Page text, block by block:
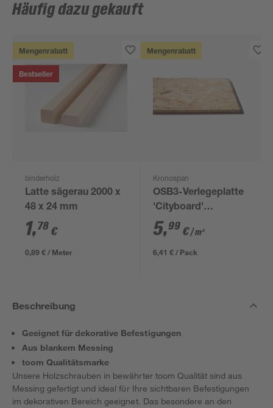
Häufig dazu gekauft
Mengenrabatt
Bestseller
binderholz
Latte sägerau 2000 x
48 x 24 mm
1,78 €
0,89 € / Meter
Mengenrabatt
Kronospan
OSB3-Verlegeplatte
'Cityboard'
ungeschliffen 1690 x
634 x 12 mm
5,99 €/ m²
6,41 € / Pack
Beschreibung
Geeignet für dekorative Befestigungen
Aus blankem Messing
toom Qualitätsmarke
Unsere Holzschrauben in bewährter toom Qualität sind aus
Messing gefertigt und ideal für Ihre sichtbaren Befestigungen
im dekorativen Bereich geeignet. Das besondere an den